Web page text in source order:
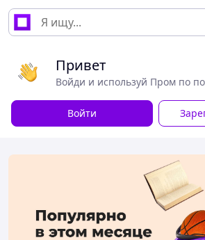
Привет
Войди и используй Пром по
Войти